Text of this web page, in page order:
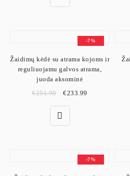
-7%
Žaidimų kėdė su atrama kojoms ir
reguliuojamu galvos atrama,
juoda aksominė
€251.99 €233.99
-7%